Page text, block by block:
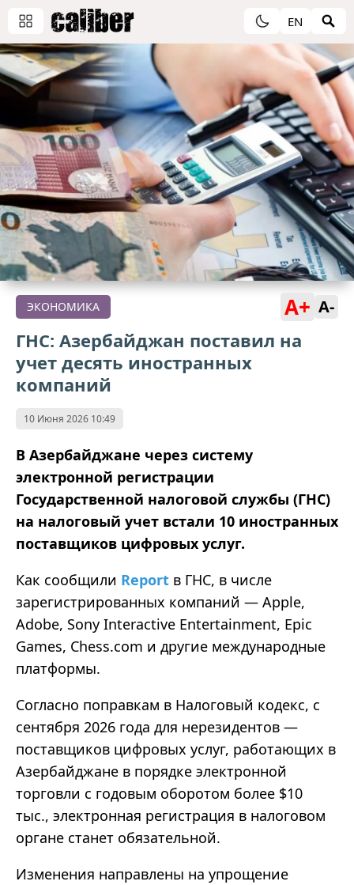
EN
ЭКОНОМИКА A+ A-
ГНС: Азербайджан поставил на
учет десять иностранных
компаний
10 Июня 2026 10:49
В Азербайджане через систему
электронной регистрации
Государственной налоговой службы (ГНС)
на налоговый учет встали 10 иностранных
поставщиков цифровых услуг.
Как сообщили Report в ГНС, в числе
зарегистрированных компаний — Apple,
Adobe, Sony Interactive Entertainment, Epic
Games, Chess.com и другие международные
платформы.
Согласно поправкам в Налоговый кодекс, с
сентября 2026 года для нерезидентов —
поставщиков цифровых услуг, работающих в
Азербайджане в порядке электронной
торговли с годовым оборотом более $10
тыс., электронная регистрация в налоговом
органе станет обязательной.
Изменения направлены на упрощение